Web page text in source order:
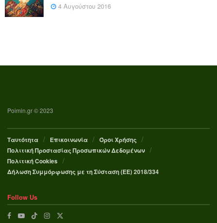
4 Αυγούστου 2016
Poimin.gr © 2023
Ταυτότητα Επικοινωνία
Όροι Χρήσης
Πολιτική Προστασίας Προσωπικών Δεδομένων
Πολιτική Cookies
Δήλωση Συμμόρφωσης με τη Σύσταση (ΕΕ) 2018/334
Follow Us